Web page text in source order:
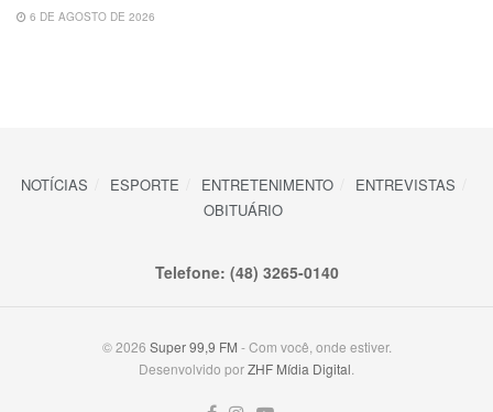
6 DE AGOSTO DE 2026
NOTÍCIAS ESPORTE ENTRETENIMENTO
ENTREVISTAS
OBITUÁRIO
Telefone: (48) 3265-0140
© 2026 Super 99,9 FM - Com você, onde estiver.
Desenvolvido porZHF Mídia Digital